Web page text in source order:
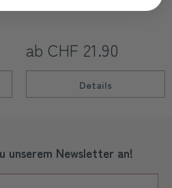
ab CHF 21.90
Details
unserem Newsletter an!